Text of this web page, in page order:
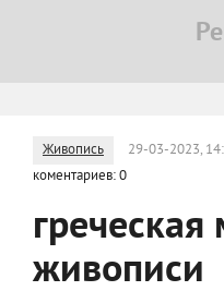
Живопись 29-03-2023,
коментариев: 0
живописи